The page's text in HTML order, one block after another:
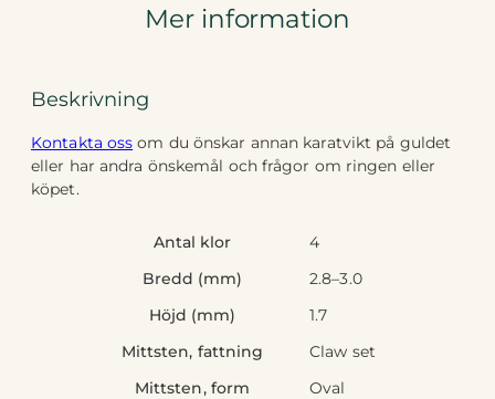
Mer information
Beskrivning
Kontakta oss om du önskar annan karatvikt på guldet
eller har andra önskemål och frågor om ringen eller
köpet.
Antal klor
4
Bredd (mm)
2.8–3.0
Höjd (mm)
1.7
Mittsten, fattning
Claw set
Mittsten, form
Oval